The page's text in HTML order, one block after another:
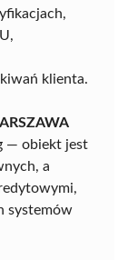
klienta.
— obiekt jest
a
systemów